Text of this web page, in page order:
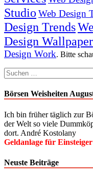
Studio Web Design
Design Trends
Design Wallpaper
Design Work. Bitte
Suchen
nach:
Börsen Weisheiten
Ich bin früher täglich zur
der Welt so viele
dort. André Kostolany
Geldanlage für Einsteiger
Neuste Beiträge